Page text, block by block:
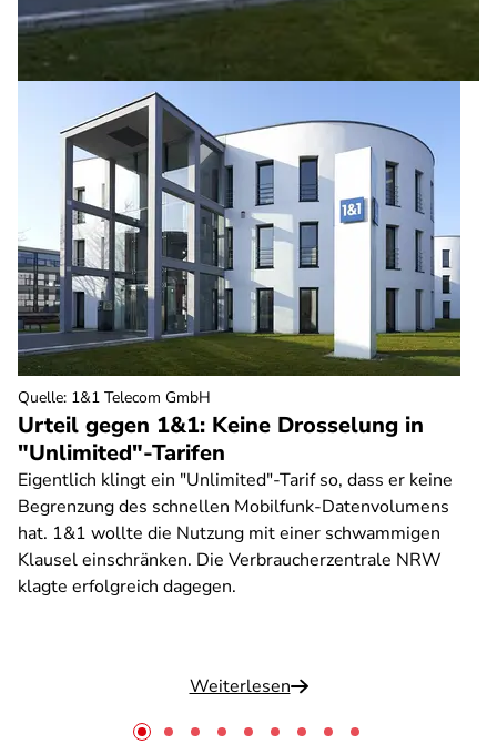
Urteil gegen 1&1: Keine Drosselung in
"Unlimited"-Tarifen
Eigentlich klingt ein "Unlimited"-Tarif so, dass er keine
Begrenzung des schnellen Mobilfunk-Datenvolumens
hat. 1&1 wollte die Nutzung mit einer schwammigen
Klausel einschränken. Die Verbraucherzentrale NRW
klagte erfolgreich dagegen.
Weiterlesen
Quelle: 1&1 Telecom GmbH